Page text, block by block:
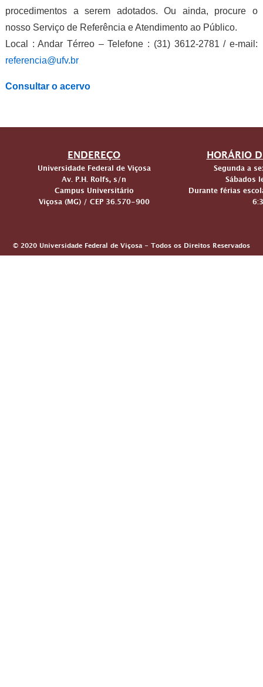
procedimentos a serem adotados. Ou ainda, procure o
nosso Serviço de Referência e Atendimento ao Público.
Local : Andar Térreo – Telefone : (31) 3612-2781 / e-mail:
referencia@ufv.br
Consultar o acervo
ENDEREÇO
Universidade Federal de Viçosa
Av. P.H. Rolfs, s/n
Campus Universitário
Viçosa (MG) / CEP 36.570-900
HORÁRIO
Segunda a
Sábados
Durante férias
© 2020 Universidade Federal de Viçosa - Todos os Direitos Reservados